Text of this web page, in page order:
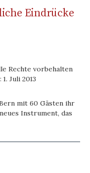
Eindrücke
Rechte vorbehalten
Juli 2013
mit 60 Gästen ihr
Instrument, das